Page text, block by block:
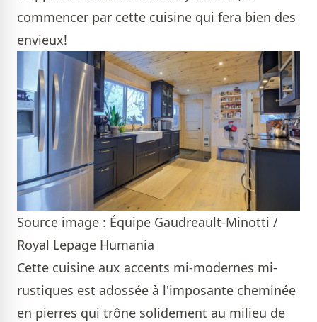
commencer par cette cuisine qui fera bien des
envieux!
Source image : Équipe Gaudreault-Minotti /
Royal Lepage Humania
Cette cuisine aux accents mi-modernes mi-
rustiques est adossée à l'imposante cheminée
en pierres qui trône solidement au milieu de